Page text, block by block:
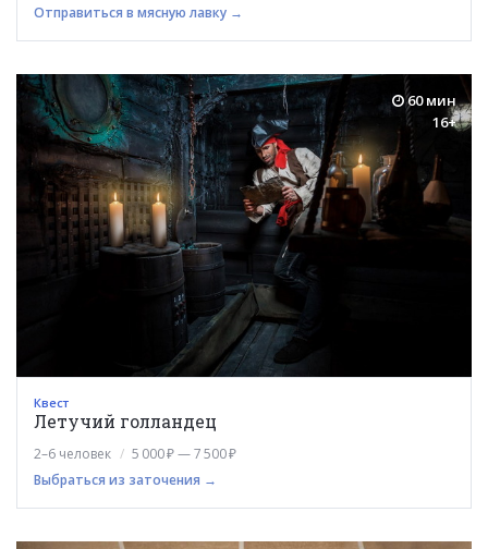
Отправиться в мясную лавку →
60 мин
16+
Квест
Летучий голландец
2–6 человек
5 000 ₽ — 7 500 ₽
Выбраться из заточения →